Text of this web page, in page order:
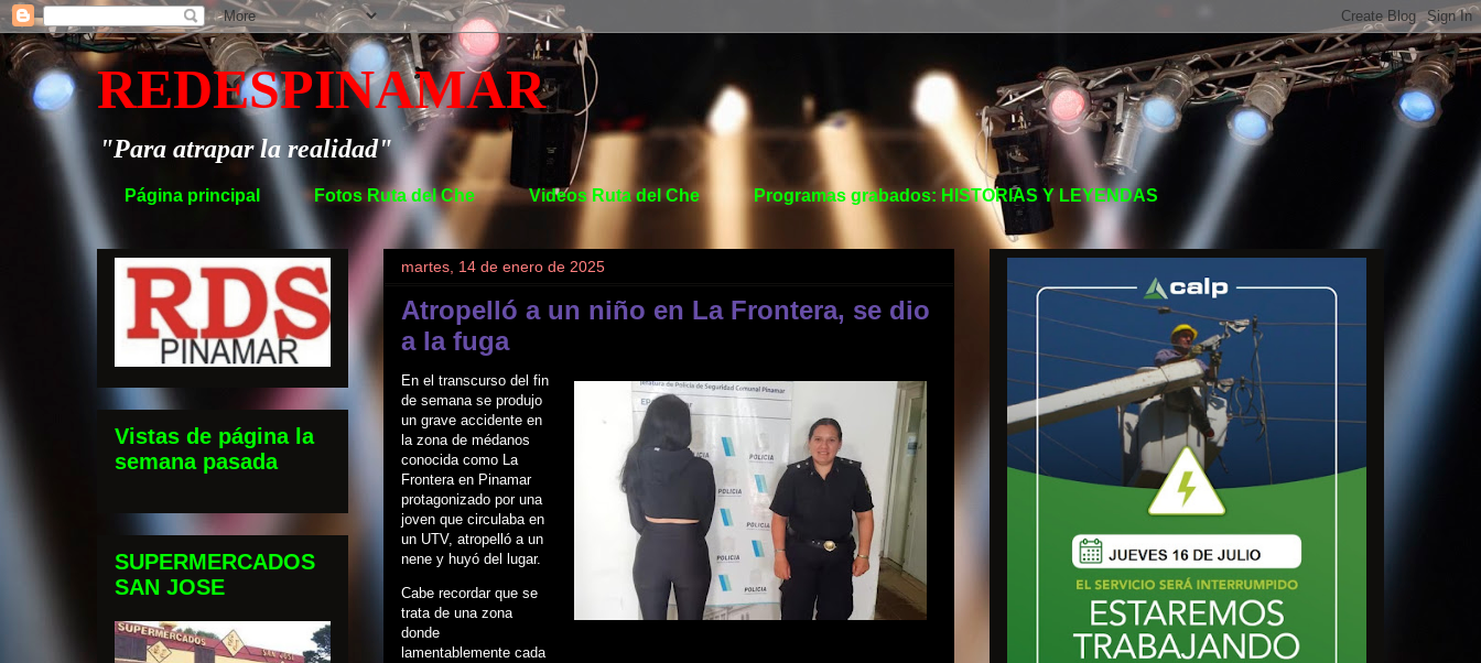
REDESPINAMAR
"Para atrapar la realidad"
Página principal Fotos Ruta del Che Videos Ruta del Che Programas grabados: HISTORIAS Y LEYENDAS
martes, 14 de enero de 2025
Atropelló a un niño en La Frontera, se dio
a la fuga
En el transcurso del fin
de semana se produjo
un grave accidente en
la zona de médanos
conocida como La
Frontera en Pinamar
protagonizado por una
joven que circulaba en
un UTV, atropelló a un
nene y huyó del lugar.
Cabe recordar que se
trata de una zona
donde
lamentablemente cada
Vistas de página la
semana pasada
SUPERMERCADOS
SAN JOSE